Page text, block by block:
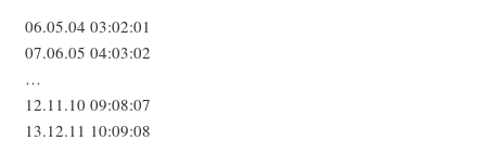
06.05.04 03:02:01
07.06.05 04:03:02
…
12.11.10 09:08:07
13.12.11 10:09:08